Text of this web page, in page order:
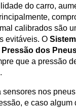
do carro,
calibrados são
evitáveis. O
dos
que a pressão
sensores nos
e caso algum